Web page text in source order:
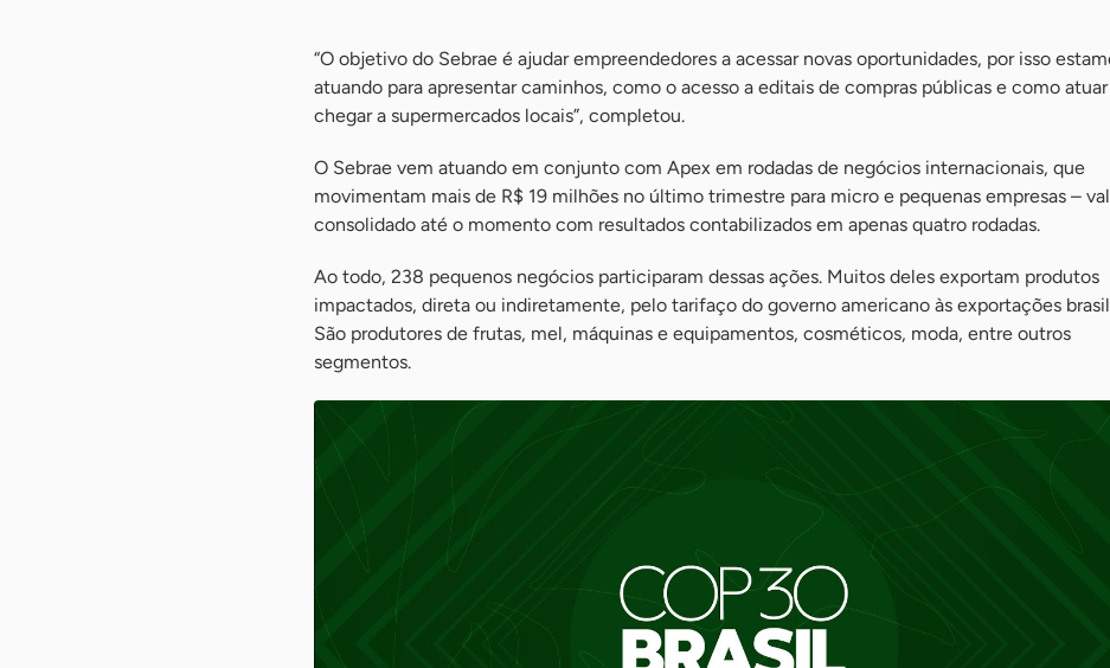
“O objetivo do Sebrae é ajudar empreendedores a acessar novas oportunidades, por isso
atuando para apresentar caminhos, como o acesso a editais de compras públicas e como atuar
chegar a supermercados locais”, completou.
O Sebrae vem atuando em conjunto com Apex em rodadas de negócios internacionais, que
movimentam mais de R$ 19 milhões no último trimestre para micro e pequenas empresas –
consolidado até o momento com resultados contabilizados em apenas quatro rodadas.
Ao todo, 238 pequenos negócios participaram dessas ações. Muitos deles exportam produtos
impactados, direta ou indiretamente, pelo tarifaço do governo americano às exportações
São produtores de frutas, mel, máquinas e equipamentos, cosméticos, moda, entre outros
segmentos.